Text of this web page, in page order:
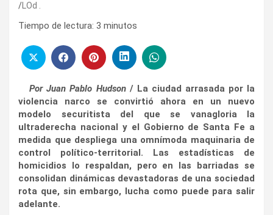
LOd .
Tiempo de lectura: 3 minutos
Por Juan Pablo Hudson/ La ciudad arrasada por la
violencia narco se convirtió ahora en un nuevo
modelo securitista del que se vanagloria la
ultraderecha nacional y el Gobierno de Santa Fe a
medida que despliega una omnímoda maquinaria de
control político-territorial. Las estadísticas de
homicidios lo respaldan, pero en las barriadas se
consolidan dinámicas devastadoras de una sociedad
rota que, sin embargo, lucha como puede para salir
adelante.